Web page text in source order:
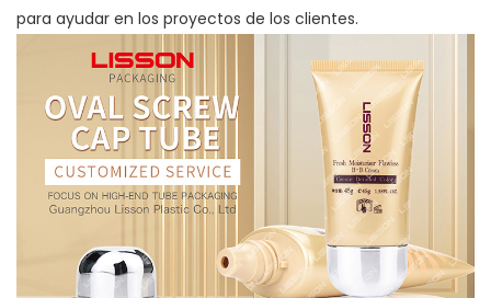
para ayudar en los proyectos de los clientes.